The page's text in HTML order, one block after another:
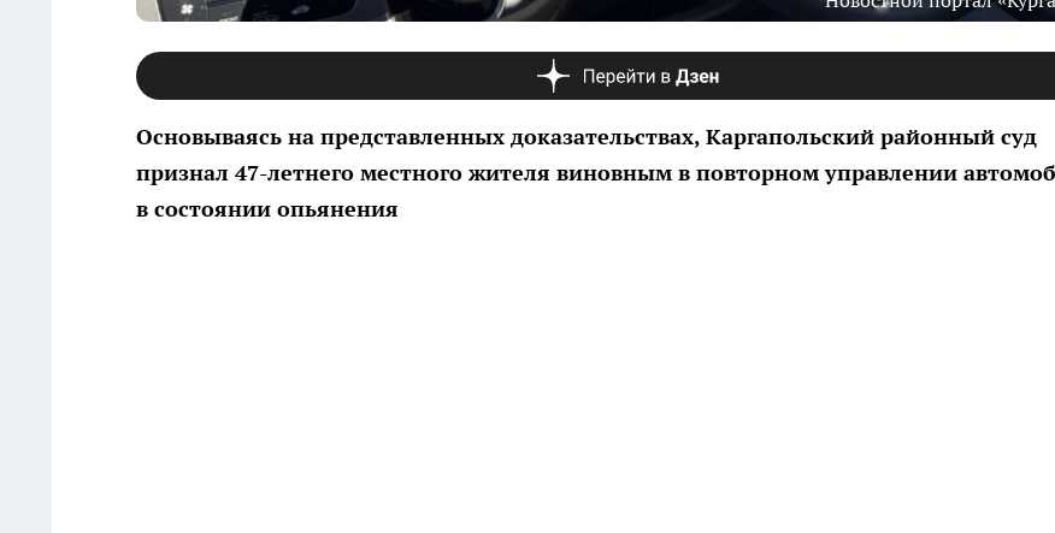
Основываясь на представленных доказательствах, Каргапольский районный суд
признал 47-летнего местного жителя виновным в повторном управлении
в состоянии опьянения